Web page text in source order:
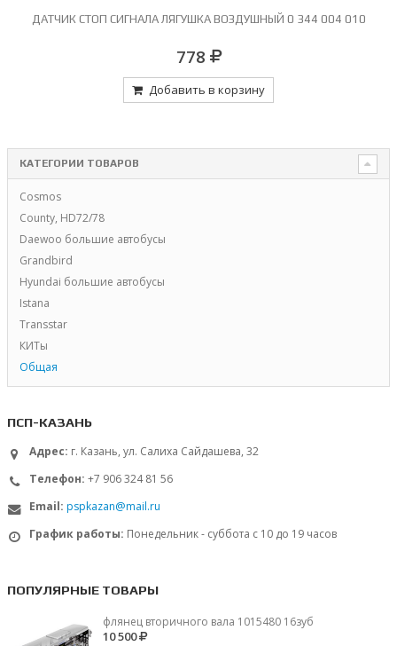
ДАТЧИК СТОП СИГНАЛА ЛЯГУШКА ВОЗДУШНЫЙ 0 344 004 010
778
Добавить в корзину
КАТЕГОРИИ ТОВАРОВ
Cosmos
County, HD72/78
Daewoo большие автобусы
Grandbird
Hyundai большие автобусы
Istana
Transstar
КИТы
Общая
ПСП-КАЗАНЬ
Адрес: г. Казань, ул. Салиха Сайдашева, 32
Телефон: +7 906 324 81 56
Email: pspkazan@mail.ru
График работы: Понедельник - суббота с 10 до 19 часов
ПОПУЛЯРНЫЕ ТОВАРЫ
флянец вторичного вала 1015480 16зуб
10 500